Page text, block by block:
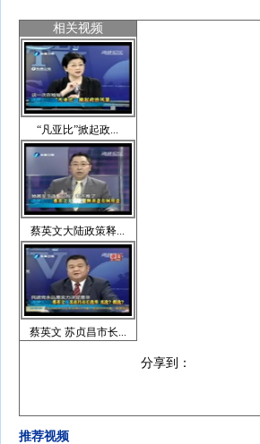
分享到：
相关视频
“凡亚比”掀起政...
蔡英文大陆政策释...
蔡英文 苏贞昌市长...
推荐视频